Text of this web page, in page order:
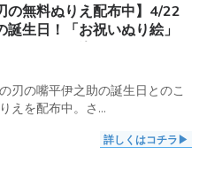
の無料ぬりえ配布中】4/22
誕生日！「お祝いぬり絵」
ンペーン終了]
刃の嘴平伊之助の誕生日とのこ
えを配布中。さ...
詳しくはコチラ